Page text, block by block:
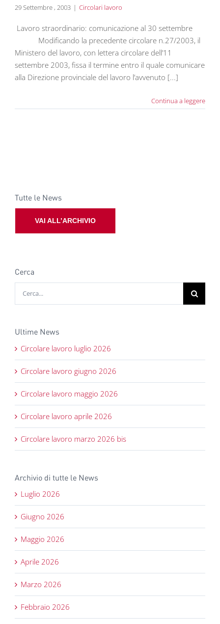
29 Settembre , 2003 | Circolari lavoro
Lavoro straordinario: comunicazione al 30 settembre
Modificando la precedente circolare n.27/2003, il
Ministero del lavoro, con lettera circolare dell’11
settembre 2003, fissa il termine entro il quale comunicare
alla Direzione provinciale del lavoro l’avvenuto [...]
Continua a leggere
Tutte le News
VAI ALL’ARCHIVIO
Cerca
Ultime News
Circolare lavoro luglio 2026
Circolare lavoro giugno 2026
Circolare lavoro maggio 2026
Circolare lavoro aprile 2026
Circolare lavoro marzo 2026 bis
Archivio di tutte le News
Luglio 2026
Giugno 2026
Maggio 2026
Aprile 2026
Marzo 2026
Febbraio 2026